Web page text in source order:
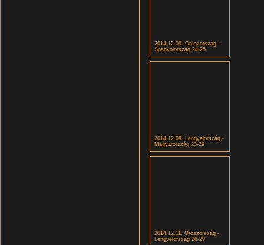
2014.12.09. Oroszország -
Spanyolország 24-25
2014.12.09. Lengyelország -
Magyarország 23-29
2014.12.11. Oroszország -
Lengyelország 26-29